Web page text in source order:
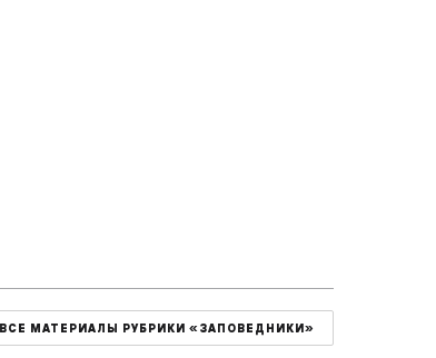
ВСЕ МАТЕРИАЛЫ РУБРИКИ «ЗАПОВЕДНИКИ»